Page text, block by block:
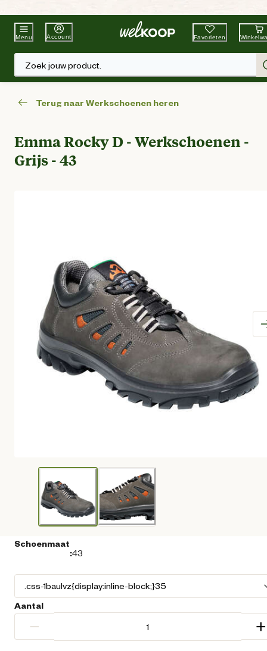
Beste WinkelketenTuin & Dier
Menu Account Favorieten
Zoek jouw product.
Terug naar Werkschoenen heren
Emma Rocky D - Werkschoenen -
Grijs - 43
Schoenmaat
:43
Aantal
− +